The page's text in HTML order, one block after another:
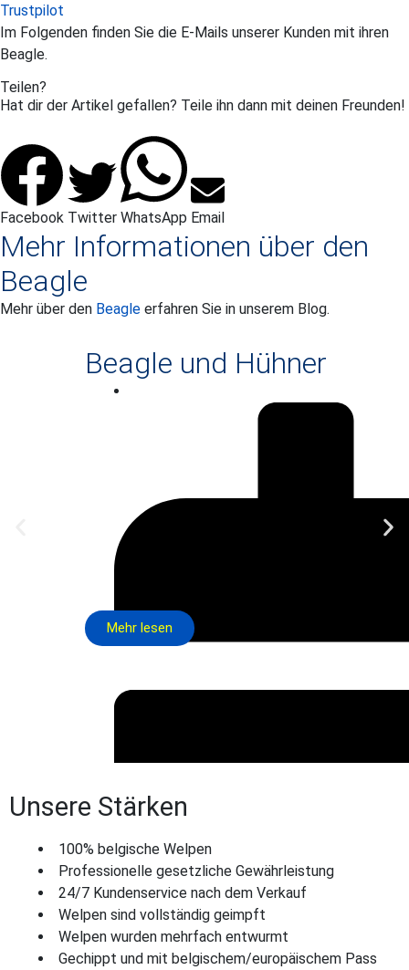
Trustpilot
Im Folgenden finden Sie die E-Mails unserer Kunden mit ihren
Beagle.
Teilen?
Hat dir der Artikel gefallen? Teile ihn dann mit deinen Freunden!
Facebook Twitter WhatsApp Email
Mehr Informationen über den
Beagle
Mehr über den Beagle erfahren Sie in unserem Blog.
Beagle und Hühner
Mehr lesen
Unsere Stärken
100% belgische Welpen
Professionelle gesetzliche Gewährleistung
24/7 Kundenservice nach dem Verkauf
Welpen sind vollständig geimpft
Welpen wurden mehrfach entwurmt
Gechippt und mit belgischem/europäischem Pass